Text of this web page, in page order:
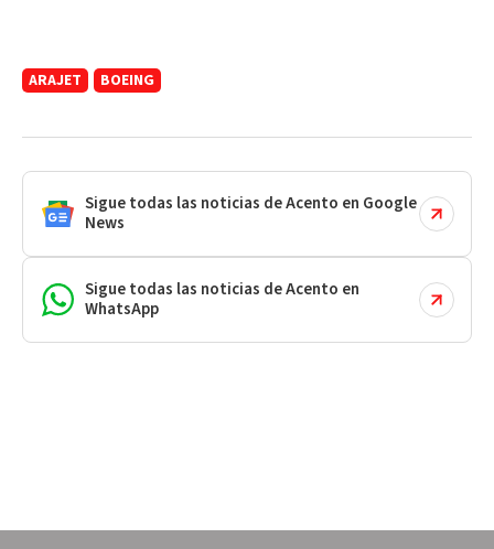
ARAJET BOEING
Sigue todas las noticias de Acento en Google
News
Sigue todas las noticias de Acento en
WhatsApp